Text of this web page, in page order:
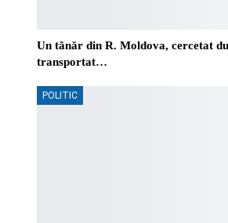
Un tânăr din R. Moldova, cercetat
transportat…
POLITIC